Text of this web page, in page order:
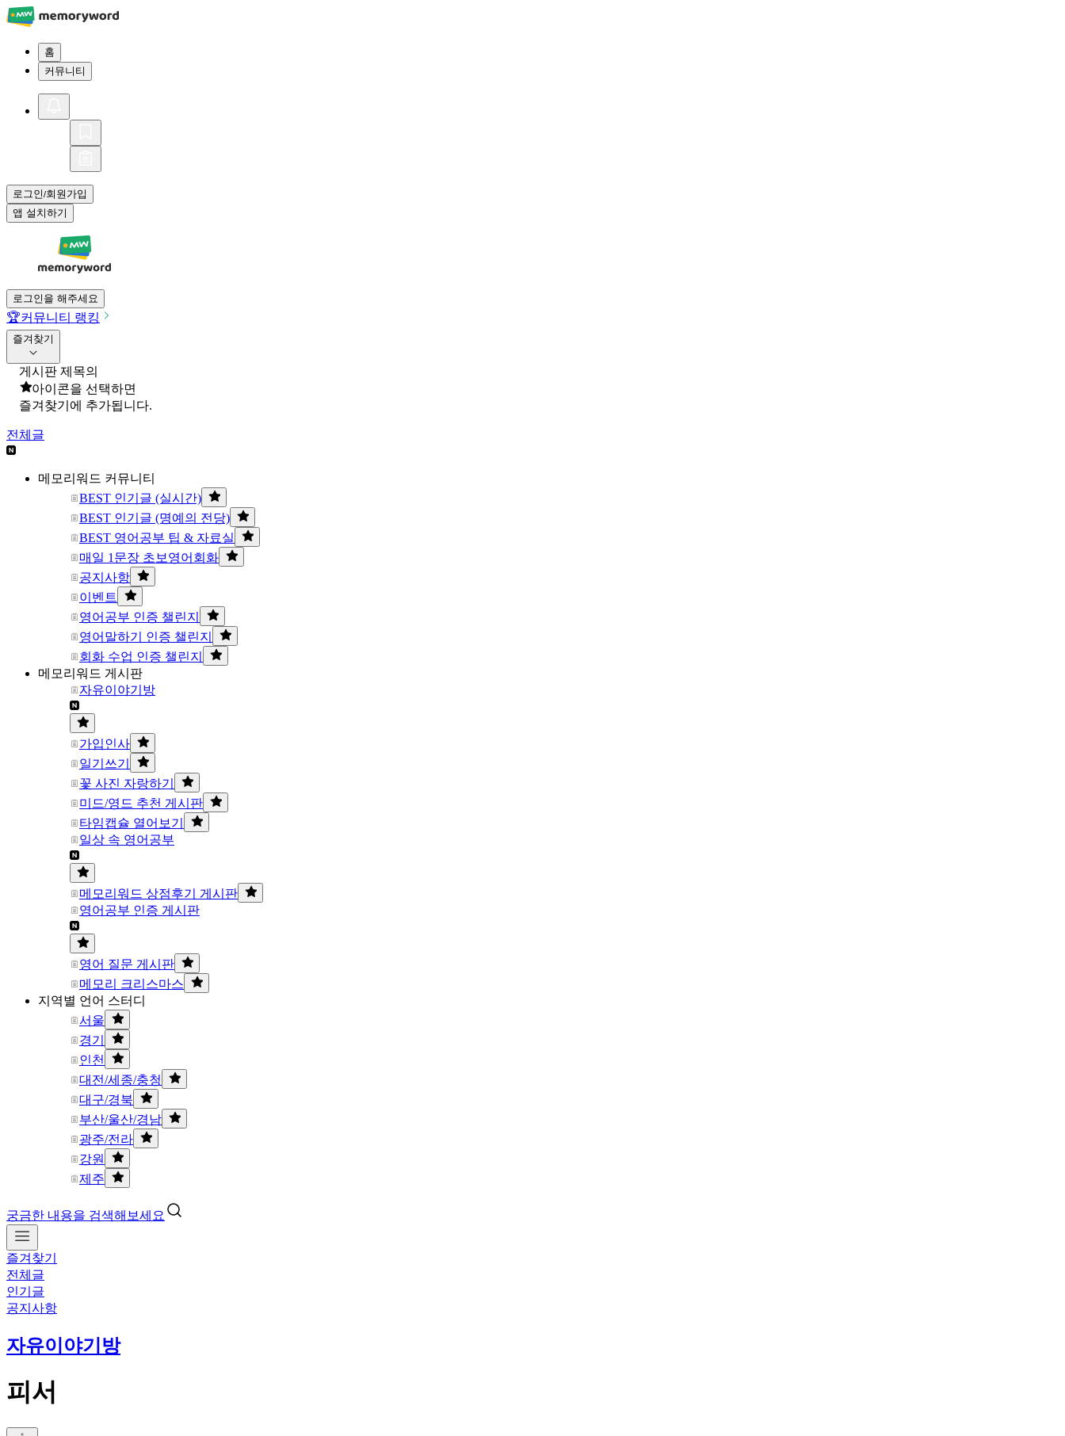
홈
커뮤니티
로그인/회원가입
앱 설치하기
로그인을 해주세요
🏆커뮤니티 랭킹
즐겨찾기
게시판 제목의
아이콘을 선택하면
즐겨찾기에 추가됩니다.
전체글
메모리워드 커뮤니티
BEST 인기글 (실시간)
BEST 인기글 (명예의 전당)
BEST 영어공부 팁 & 자료실
매일 1문장 초보영어회화
공지사항
이벤트
영어공부 인증 챌린지
영어말하기 인증 챌린지
회화 수업 인증 챌린지
메모리워드 게시판
자유이야기방
가입인사
일기쓰기
꽃 사진 자랑하기
미드/영드 추천 게시판
타임캡슐 열어보기
일상 속 영어공부
메모리워드 상점후기 게시판
영어공부 인증 게시판
영어 질문 게시판
메모리 크리스마스
지역별 언어 스터디
서울
경기
인천
대전/세종/충청
대구/경북
부산/울산/경남
광주/전라
강원
제주
궁금한 내용을 검색해보세요
즐겨찾기
전체글
인기글
공지사항
자유이야기방
피서